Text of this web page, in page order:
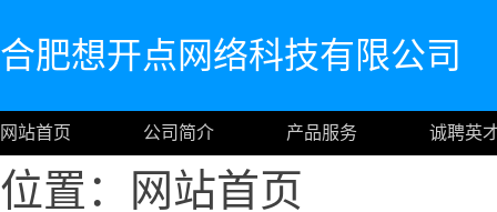
合肥想开点网络科技有限公司
网站首页 公司简介 产品服务 诚聘英
位置： 网站首页